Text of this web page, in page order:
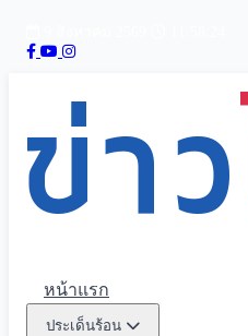
หน้าแรก
ประเด็นร้อน